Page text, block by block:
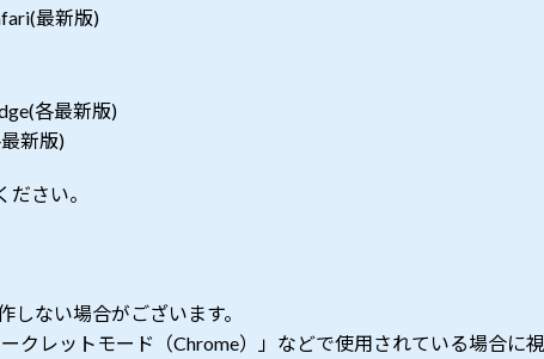
最新版)
各最新版)
新版)
さい。
ない場合がございます。
レットモード（Chrome）」などで使用されている場合に視